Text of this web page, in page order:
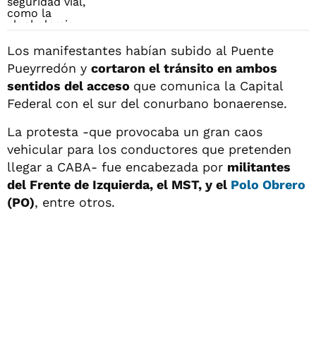
Los manifestantes habían subido al Puente
Pueyrredón y cortaron el tránsito en ambos
sentidos del acceso que comunica la Capital
Federal con el sur del conurbano bonaerense.
La protesta -que provocaba un gran caos
vehicular para los conductores que pretenden
llegar a CABA- fue encabezada por militantes
del Frente de Izquierda, el MST, y el Polo Obrero
(PO), entre otros.